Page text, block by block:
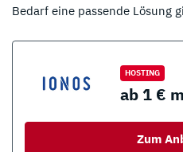
Bedarf eine passende Lösung
HOSTING
ab 1 €
Zum